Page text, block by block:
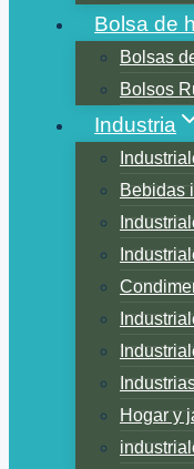
Bolsa de
Bolsas
Bolsos
Industria
Bebidas
Hogar y